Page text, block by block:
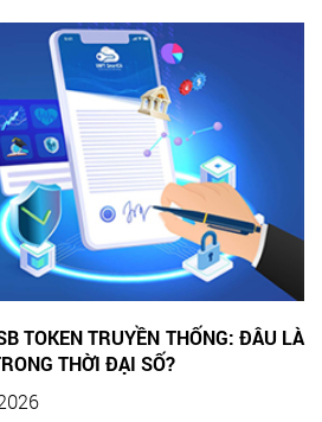
TOKEN TRUYỀN THỐNG: ĐÂU LÀ
THỜI ĐẠI SỐ?